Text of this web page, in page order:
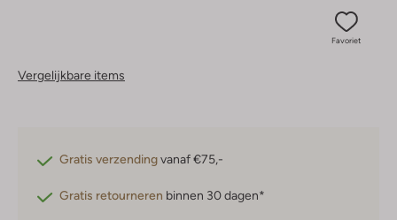
Favoriet
Vergelijkbare items
Gratis verzendingvanaf €75,-
Gratis retourneren binnen 30 dagen*